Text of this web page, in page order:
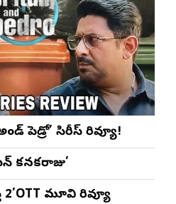
పెడ్రో’ సిరీస్ రివ్యూ!
2’OTT మూవి రివ్యూ